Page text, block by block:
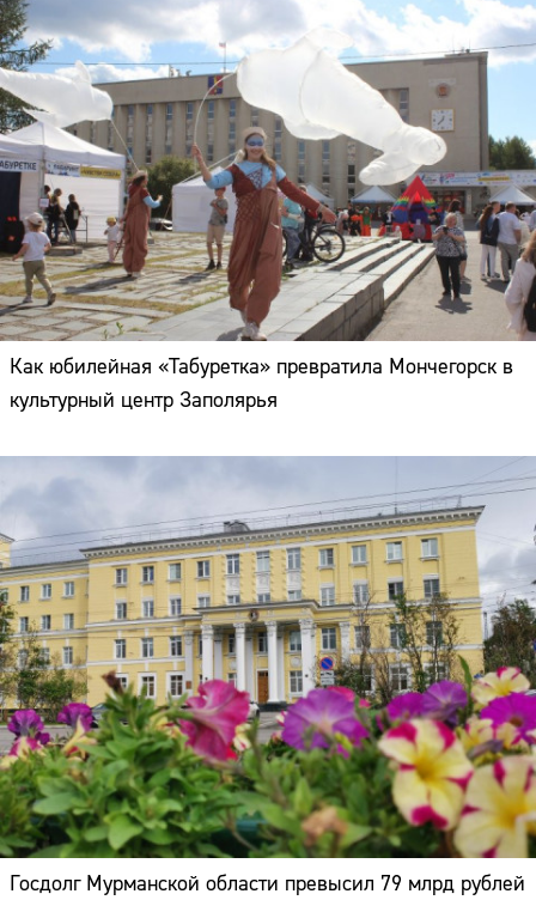
Как юбилейная «Табуретка» превратила Мончегорск в
культурный центр Заполярья
Госдолг Мурманской области превысил 79 млрд рублей